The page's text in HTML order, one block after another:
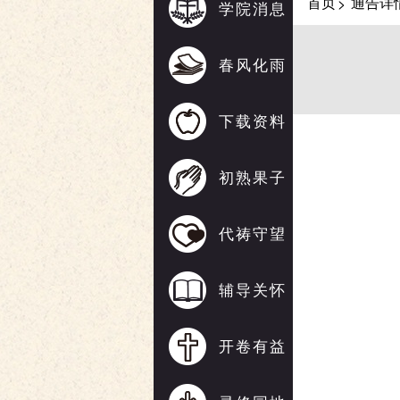
学院消息
春风化雨
下载资料
初熟果子
代祷守望
辅导关怀
开卷有益